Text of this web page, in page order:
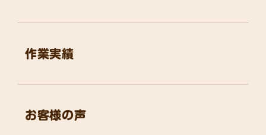
作業実績
お客様の声